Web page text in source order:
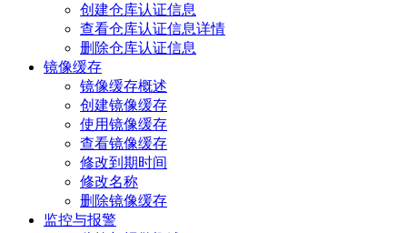
创建仓库认证信息
查看仓库认证信息详情
删除仓库认证信息
镜像缓存
镜像缓存概述
创建镜像缓存
使用镜像缓存
查看镜像缓存
修改到期时间
修改名称
删除镜像缓存
监控与报警